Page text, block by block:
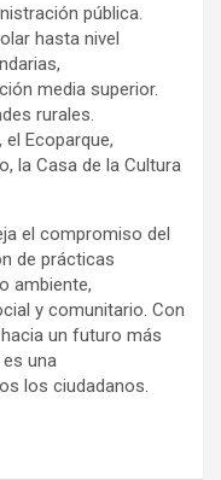
pública.
hasta nivel
media superior.
rurales.
Ecoparque,
la Casa de la Cultura
el compromiso del
de prácticas
ambiente,
y comunitario. Con
un futuro más
una
los ciudadanos.